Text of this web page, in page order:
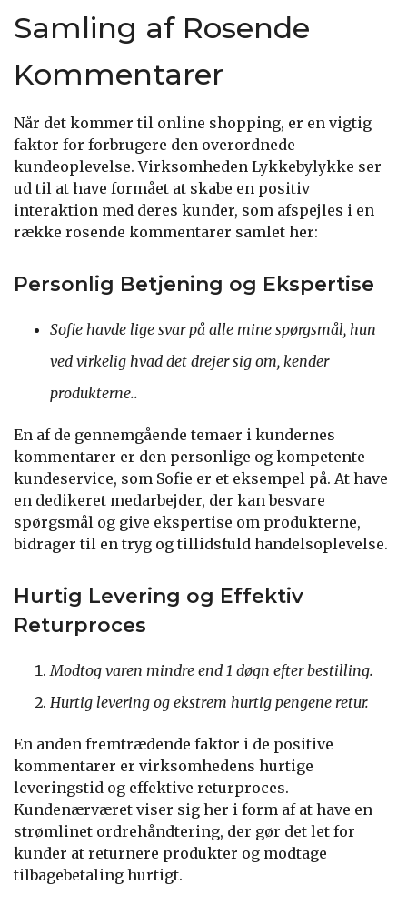
Samling af Rosende
Kommentarer
Når det kommer til online shopping, er en vigtig
faktor for forbrugere den overordnede
kundeoplevelse. Virksomheden Lykkebylykke ser
ud til at have formået at skabe en positiv
interaktion med deres kunder, som afspejles i en
række rosende kommentarer samlet her:
Personlig Betjening og Ekspertise
Sofie havde lige svar på alle mine spørgsmål, hun
ved virkelig hvad det drejer sig om, kender
produkterne..
En af de gennemgående temaer i kundernes
kommentarer er den personlige og kompetente
kundeservice, som Sofie er et eksempel på. At have
en dedikeret medarbejder, der kan besvare
spørgsmål og give ekspertise om produkterne,
bidrager til en tryg og tillidsfuld handelsoplevelse.
Hurtig Levering og Effektiv
Returproces
Modtog varen mindre end 1 døgn efter bestilling.
Hurtig levering og ekstrem hurtig pengene retur.
En anden fremtrædende faktor i de positive
kommentarer er virksomhedens hurtige
leveringstid og effektive returproces.
Kundenærværet viser sig her i form af at have en
strømlinet ordrehåndtering, der gør det let for
kunder at returnere produkter og modtage
tilbagebetaling hurtigt.